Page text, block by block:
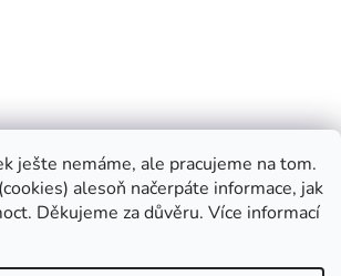
ješte nemáme, ale pracujeme na tom.
alesoň načerpáte informace, jak
Děkujeme za důvěru. Více informací
Youtube Prosimspinkej VOP